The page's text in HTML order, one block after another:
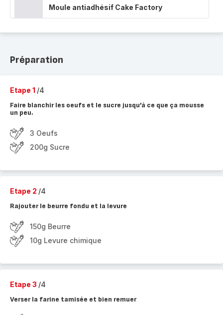
Moule antiadhésif Cake Factory
Préparation
Etape 1 /4
Faire blanchir les oeufs et le sucre jusqu’à ce que ça mousse
un peu.
3 Oeufs
200g Sucre
Etape 2 /4
Rajouter le beurre fondu et la levure
150g Beurre
10g Levure chimique
Etape 3 /4
Verser la farine tamisée et bien remuer